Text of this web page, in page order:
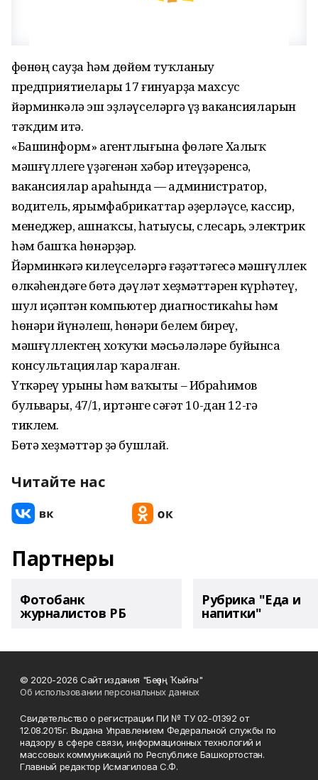
Өфөнөң сауҙа һәм дөйөм туҡланыу
предприятиелары 17 ғинуарҙа махсус
йәрминкәлә эш эҙләүселәргә үҙ вакансияларын
тәҡдим итә.
«Башинформ» агентлығына Өфөләге Халыҡ
мәшғүллеге үҙәгенән хәбәр итеүҙәренсә,
вакансиялар араһында — администратор,
водитель, ярымфабрикаттар әҙерләүсе, кассир,
менеджер, ашнаҡсы, һатыусы, слесарь, электрик
һәм башҡа һөнәрҙәр.
Йәрминкәгә килеүселәргә ғәҙәттәгесә мәшғүллек
өлкәһендәге бөтә дәүләт хеҙмәттәрен күрһәтеү,
шул иҫәптән компьютер диагностикаһы һәм
һөнәри йүнәлеш, һөнәри белем биреү,
мәшғүллектең хоҡуҡи мәсьәләләре буйынса
консультациялар ҡаралған.
Үткәреү урыны һәм ваҡыты – Ибраһимов
бульвары, 47/1, иртәнге сәғәт 10-дан 12-гә
тиклем.
Бөтә хеҙмәттәр ҙә бушлай.
Читайте нас
Партнеры
Фотобанк
журналистов РБ
Рубрика "Еда и
напитки"
© 2020-2026 Сайт издания "Беҙҙең Ҡыйғы"
Об использовании персональных данных
Свидетельство о регистрации ПИ № ТУ 02-01392 от
12.08.2015г. Выдана Управлением Федеральной службы по
надзору в сфере связи, информационных технологий и
массовых коммуникаций по Республике Башкортостан.
Главный редактор Исмагилова С.Ф.